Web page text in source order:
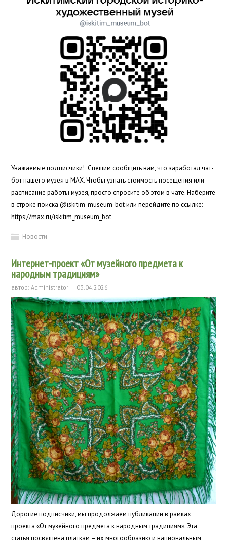
Уважаемые подписчики! ⁣ Спешим сообщить вам, что заработал чат-
бот нашего музея в MAX. Чтобы узнать стоимость посещения или
расписание работы музея, просто спросите об этом в чате. Наберите
в строке поиска @iskitim_museum_bot или перейдите по ссылке:
https://max.ru/iskitim_museum_bot
Новости
Интернет-проект «От музейного предмета к
народным традициям»
автор:Administrator 03.04.2026
Дорогие подписчики, мы продолжаем публикации в рамках
проекта «От музейного предмета к народным традициям». Эта
статья посвящена платкам – их многообразию и национальным